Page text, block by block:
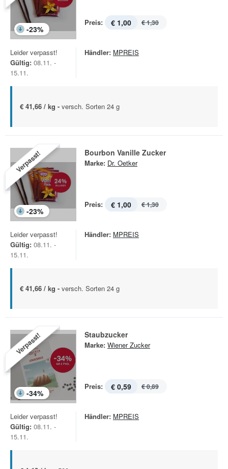
-23%
Preis: € 1,00 € 1,30
Leider verpasst!
Gültig: 08.11. -
15.11.
Händler: MPREIS
€ 41,66 / kg - versch. Sorten 24 g
Verpasst!
-23%
Bourbon Vanille Zucker
Marke: Dr. Oetker
Preis: € 1,00 € 1,30
Leider verpasst!
Gültig: 08.11. -
15.11.
Händler: MPREIS
€ 41,66 / kg - versch. Sorten 24 g
Verpasst!
-34%
Staubzucker
Marke: Wiener Zucker
Preis: € 0,59 € 0,89
Leider verpasst!
Gültig: 08.11. -
15.11.
Händler: MPREIS